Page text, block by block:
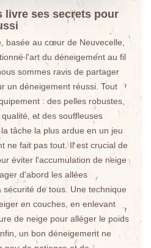
livre ses secrets pour
basée au cœur de Neuvecelle,
l'art du déneigement au fil
sommes ravis de partager
un déneigement réussi. Tout
: des pelles robustes,
et des souffleuses
tâche la plus ardue en un jeu
ne fait pas tout. Il est crucial de
éviter l'accumulation de neige
d'abord les allées
de tous. Une technique
en couches, en enlevant
de neige pour alléger le poids
un bon déneigement ne